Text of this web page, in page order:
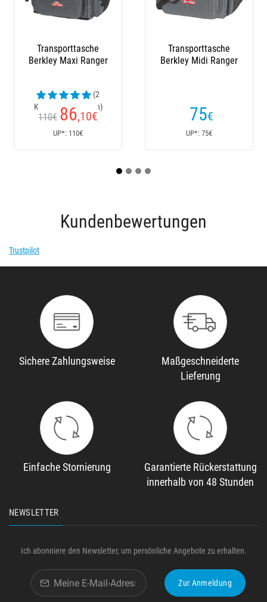
Maxi Ranger
(2
86,10€
Transporttasche
Berkley Midi Ranger
Kundenbewertungen
Trustpilot
Sichere Zahlungsweise
Maßgeschneiderte
Lieferung
Einfache Stornierung
Garantierte Rückerstattung
innerhalb von 48 Stunden
NEWSLETTER
Ich abonniere den Newsletter, um persönliche Angebote zu erhalten.
Zur Anmeldung